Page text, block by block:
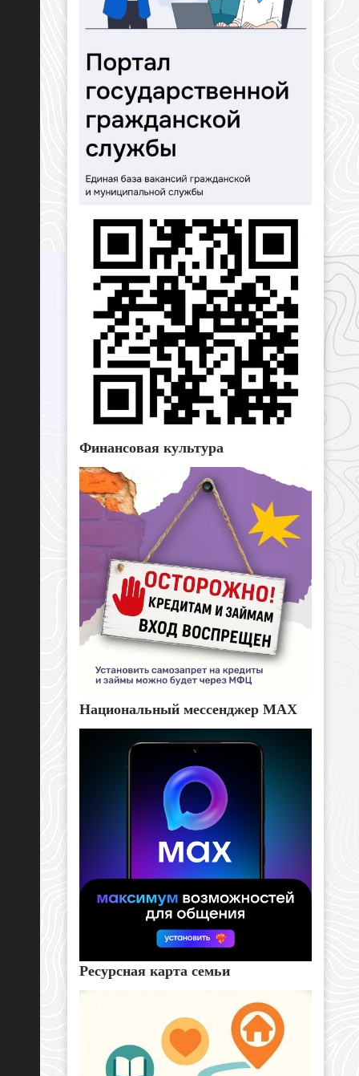
Финансовая культура
Национальный мессенджер MAX
Ресурсная карта семьи